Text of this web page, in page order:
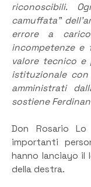
riconoscibili.
camuffata”
errore a
incompetenze
valore tecnico
istituzionale con
amministrati
sostiene
Don Rosario
importanti
hanno lanciayo
della destra.